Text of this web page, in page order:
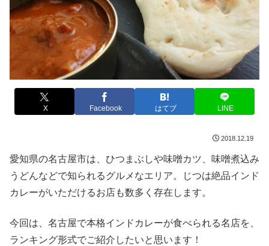
X Facebook はてブ LINE
2018.12.19
愛知県の名古屋市は、ひつまぶしや味噌カツ、味噌煮込み
うどんなどで知られるグルメなエリア。じつは絶品インド
カレーがいただけるお店も数多く存在します。
今回は、名古屋で本格インドカレーが食べられる名店を、
ランキング形式でご紹介したいと思います！